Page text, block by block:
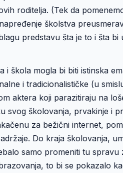
roditelja. (Tek da
školstva
predstavu šta je to i šta bi
i škola mogla bi biti istinska
i tradicionalističke (u
aktera koji parazitiraju na
svog školovanja, prvakinje i
za bežični internet,
Do kraja školovanja,
samo promeniti tu spravu
to bi se pokazalo